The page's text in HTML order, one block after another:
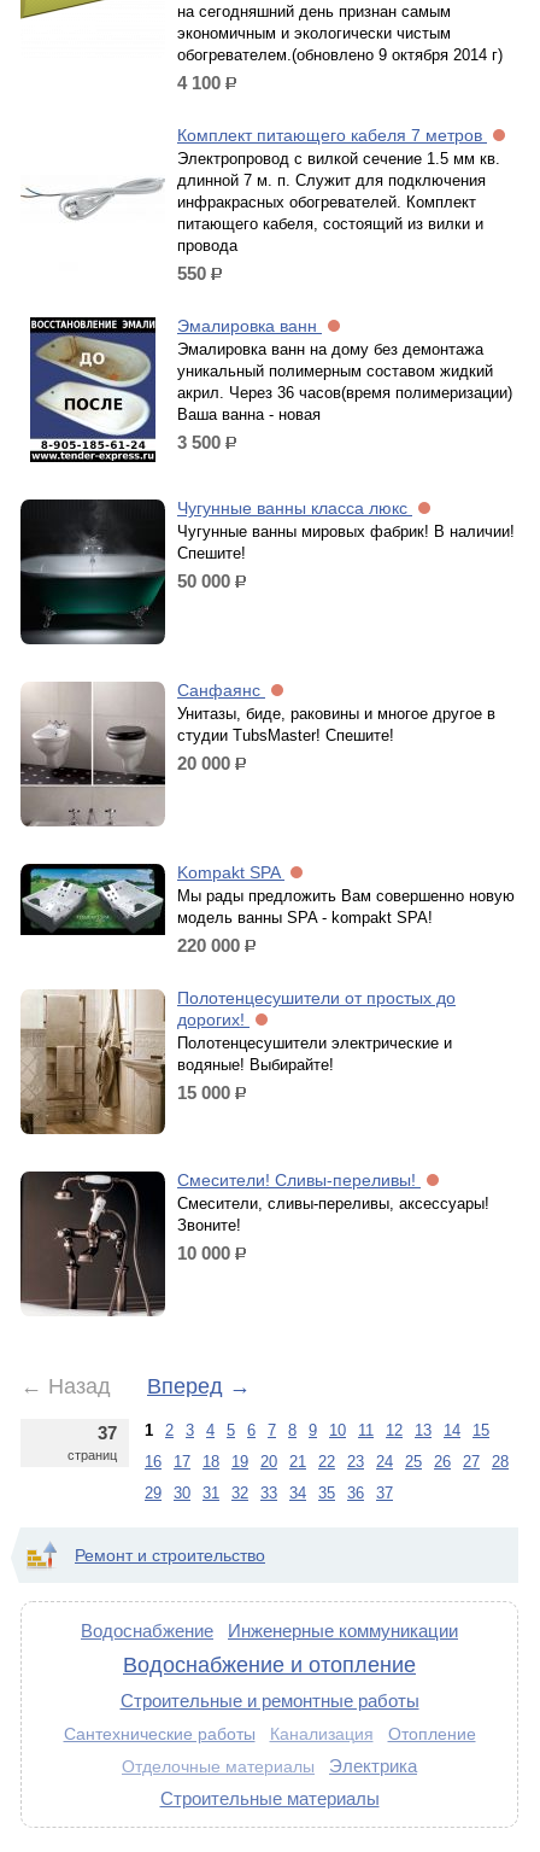
на сегодняшний день признан самым
экономичным и экологически чистым
обогревателем.(обновлено 9 октября 2014 г)
4 100 р.
Комплект питающего кабеля 7 метров
Электропровод с вилкой сечение 1.5 мм кв.
длинной 7 м. п. Служит для подключения
инфракрасных обогревателей. Комплект
питающего кабеля, состоящий из вилки и
провода
550 р.
Эмалировка ванн
Эмалировка ванн на дому без демонтажа
уникальный полимерным составом жидкий
акрил. Через 36 часов(время полимеризации)
Ваша ванна - новая
3 500 р.
Чугунные ванны класса люкс
Чугунные ванны мировых фабрик! В наличии!
Спешите!
50 000 р.
Санфаянс
Унитазы, биде, раковины и многое другое в
студии TubsMaster! Спешите!
20 000 р.
Kompakt SPA
Мы рады предложить Вам совершенно новую
модель ванны SPA - kompakt SPA!
220 000 р.
Полотенцесушители от простых до
дорогих!
Полотенцесушители электрические и
водяные! Выбирайте!
15 000 р.
Смесители! Сливы-переливы!
Смесители, сливы-переливы, аксессуары!
Звоните!
10 000 р.
← Назад Вперед →
37
страниц
1 2 3 4 5 6 7 8 9 10 11 12 13 14
15
16
17 18 19 20 21 22 23 24 25 26 27
28
29
30 31 32 33 34 35 36 37
Ремонт и строительство
Водоснабжение Инженерные коммуникации
Водоснабжение и отопление
Строительные и ремонтные работы
Сантехнические работы Канализация Отопление
Отделочные материалы
Электрика
Строительные материалы